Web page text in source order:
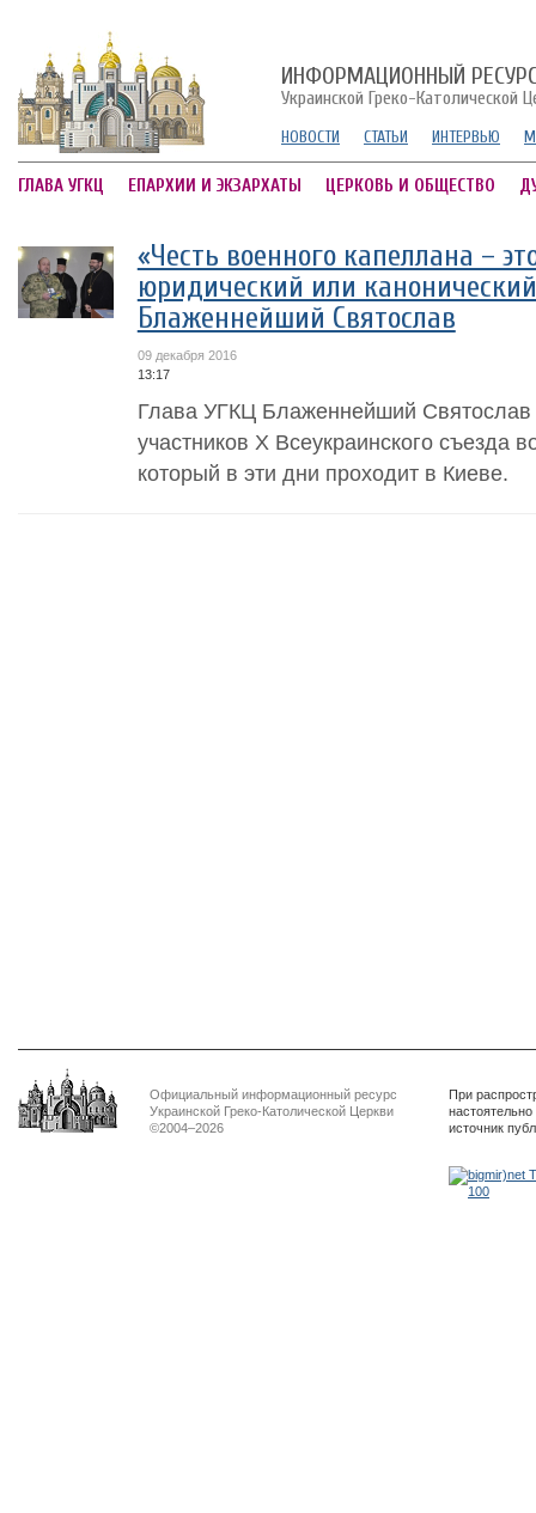
ИНФОРМАЦИОННЫЙ
Украинской Греко-Католической
НОВОСТИ СТАТЬИ ИНТЕРВЬЮ
ГЛАВА УГКЦ ЕПАРХИИ И ЭКЗАРХАТЫ ЦЕРКОВЬ И ОБЩЕСТВО
«Честь военного капеллана –
юридический или канонический
Блаженнейший Святослав
09 декабря 2016
13:17
Глава УГКЦ Блаженнейший Святослав
участников X Всеукраинского съезда
который в эти дни проходит в Киеве.
Официальный информационный ресурс
Украинской Греко-Католической Церкви
©2004–2026
При
источник